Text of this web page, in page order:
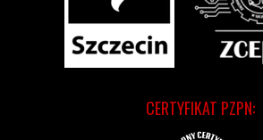
CERTYFIKAT PZPN: